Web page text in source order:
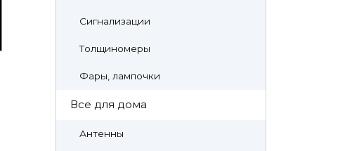
Сигнализации
Толщиномеры
Фары, лампочки
Все для дома
Антенны